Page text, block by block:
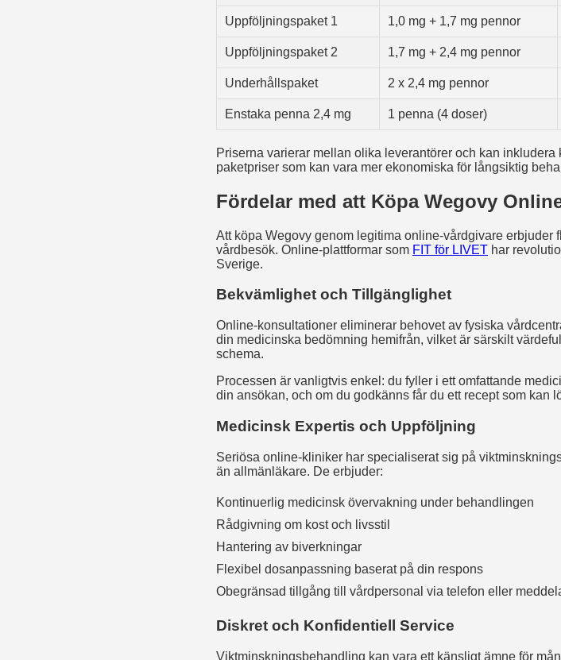
Uppföljningspaket 1 1,0 mg + 1,7 mg pennor
Uppföljningspaket 2 1,7 mg + 2,4 mg pennor
Underhållspaket 2 x 2,4 mg pennor
Enstaka penna 2,4 mg 1 penna (4 doser)
Priserna varierar mellan olika leverantörer och kan
paketpriser som kan vara mer ekonomiska för långsiktig
Fördelar med att Köpa Wegovy
Att köpa Wegovy genom legitima online-vårdgivare erbjuder
vårdbesök. Online-plattformar som FIT för LIVET har
Sverige.
Bekvämlighet och Tillgänglighet
Online-konsultationer eliminerar behovet av fysiska
din medicinska bedömning hemifrån, vilket är särskilt
schema.
Processen är vanligtvis enkel: du fyller i ett omfattande
din ansökan, och om du godkänns får du ett recept som kan
Medicinsk Expertis och Uppföljning
Seriösa online-kliniker har specialiserat sig på
än allmänläkare. De erbjuder:
Kontinuerlig medicinsk övervakning under behandlingen
Rådgivning om kost och livsstil
Hantering av biverkningar
Flexibel dosanpassning baserat på din respons
Obegränsad tillgång till vårdpersonal via telefon eller
Diskret och Konfidentiell Service
Viktminskningsbehandling kan vara ett känsligt ämne för